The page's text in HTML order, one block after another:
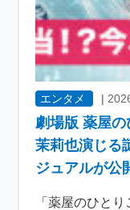
エンタメ |
劇場版 薬屋
茉莉也演じる
ジュアルが公
「薬屋のひと